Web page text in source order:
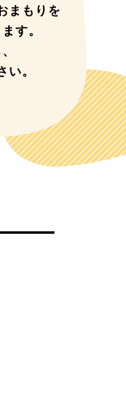
まもりを
す。
い。